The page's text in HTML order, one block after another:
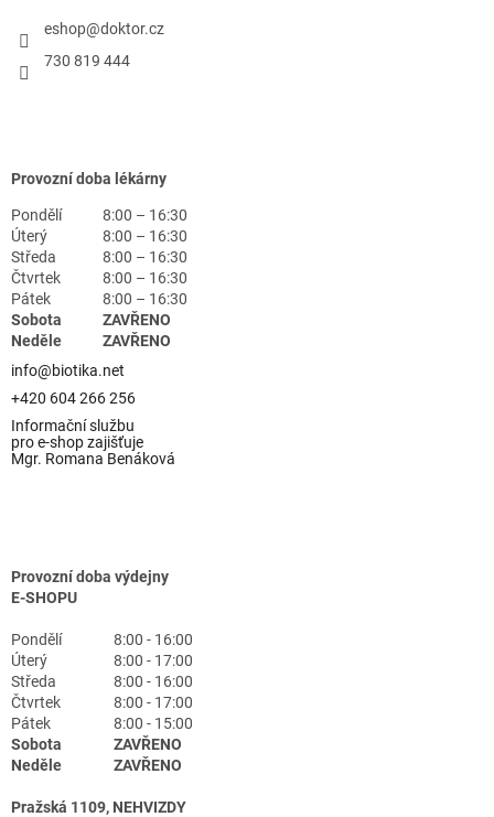
eshop@doktor.cz
730 819 444
Provozní doba lékárny
Pondělí
8:00 – 16:30
Úterý
8:00 – 16:30
Středa
8:00 – 16:30
Čtvrtek
8:00 – 16:30
Pátek
8:00 – 16:30
Sobota
ZAVŘENO
Neděle
ZAVŘENO
info@biotika.net
+420 604 266 256
Informační službu
pro e-shop zajišťuje
Mgr. Romana Benáková
Provozní doba výdejny
E-SHOPU
Pondělí
8:00 - 16:00
Úterý
8:00 - 17:00
Středa
8:00 - 16:00
Čtvrtek
8:00 - 17:00
Pátek
8:00 - 15:00
Sobota
ZAVŘENO
Neděle
ZAVŘENO
Pražská 1109, NEHVIZDY